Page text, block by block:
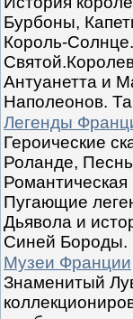
Бурбоны,
Король-
Антуанетта и
Наполеонов.
Легенды
Героические
Роланде,
Пугающие
Дьявола и
Синей Бороды.
Музеи Франции
Знаменитый